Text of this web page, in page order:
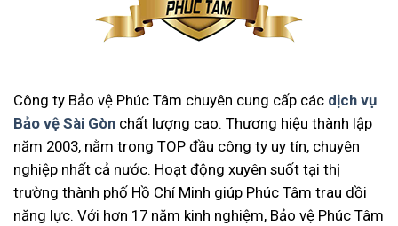
Công ty Bảo vệ Phúc Tâm chuyên cung cấp các dịch vụ
Bảo vệ Sài Gòn chất lượng cao. Thương hiệu thành lập
năm 2003, nằm trong TOP đầu công ty uy tín, chuyên
nghiệp nhất cả nước. Hoạt động xuyên suốt tại thị
trường thành phố Hồ Chí Minh giúp Phúc Tâm trau dồi
năng lực. Với hơn 17 năm kinh nghiệm, Bảo vệ Phúc Tâm